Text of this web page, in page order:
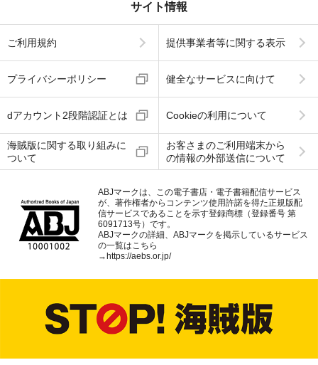
サイト情報
ご利用規約 提供事業者等に関する表示
プライバシーポリシー 健全なサービスに向けて
dアカウント2段階認証とは Cookieの利用について
海賊版に関する取り組みに
ついて
お客さまのご利用端末から
の情報の外部送信について
ABJマークは、この電子書店・電子書籍配信サービス
が、著作権者からコンテンツ使用許諾を得た正規版配
信サービスであることを示す登録商標（登録番号 第
6091713号）です。
ABJマークの詳細、ABJマークを掲示しているサービス
の一覧はこちら
→ https://aebs.or.jp/